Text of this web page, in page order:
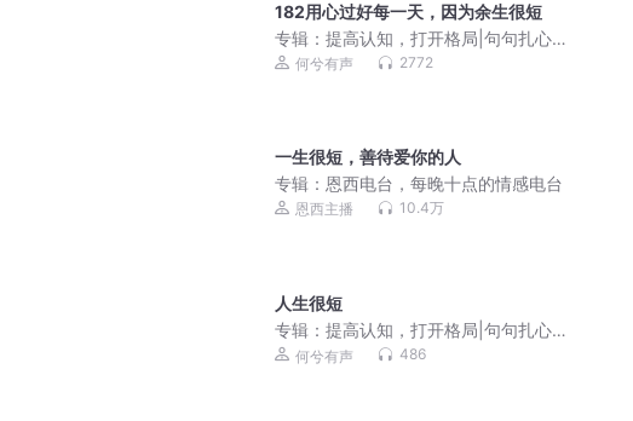
182用心过好每一天，因为余生很短
专辑： 提高认知，打开格局|句句扎心真
话 何兮有声 2772
一生很短，善待爱你的人
专辑： 恩西电台，每晚十点的情感电台
恩西主播 10.4万
人生很短
专辑： 提高认知，打开格局|句句扎心真
话 何兮有声 486